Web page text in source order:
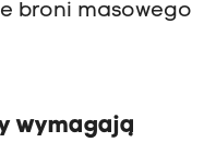
broni masowego
wymagają